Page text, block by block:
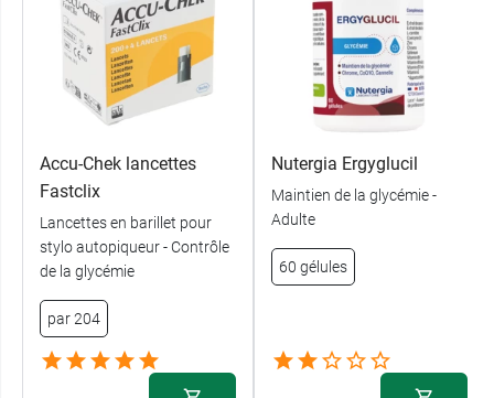
Accu-Chek lancettes
Fastclix
Lancettes en barillet pour
stylo autopiqueur - Contrôle
de la glycémie
par 204
Nutergia Ergyglucil
Maintien de la glycémie -
Adulte
60 gélules